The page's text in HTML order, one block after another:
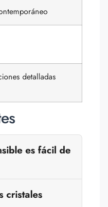
detalladas
es fácil de
cristales